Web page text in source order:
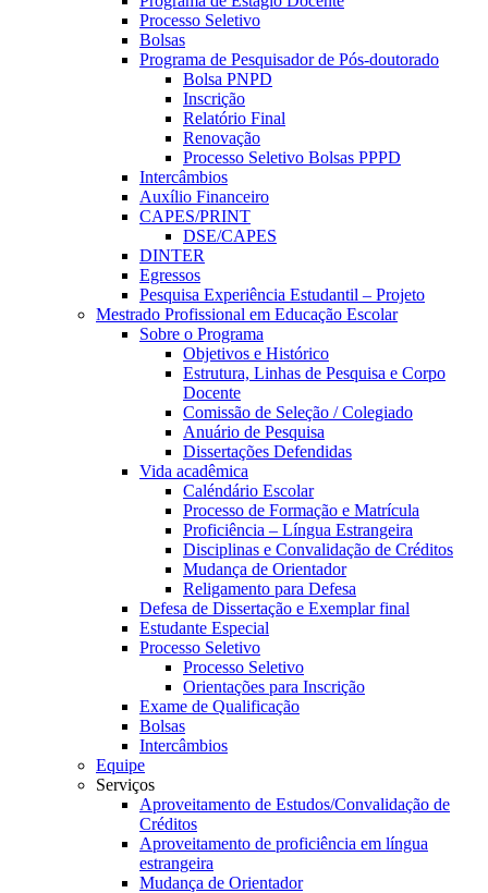
Processo Seletivo
Bolsas
Programa de Pesquisador de Pós-doutorado
Bolsa PNPD
Inscrição
Relatório Final
Renovação
Processo Seletivo Bolsas PPPD
Intercâmbios
Auxílio Financeiro
CAPES/PRINT
DSE/CAPES
DINTER
Egressos
Pesquisa Experiência Estudantil – Projeto
Mestrado Profissional em Educação Escolar
Sobre o Programa
Objetivos e Histórico
Estrutura, Linhas de Pesquisa e Corpo
Docente
Comissão de Seleção / Colegiado
Anuário de Pesquisa
Dissertações Defendidas
Vida acadêmica
Caléndário Escolar
Processo de Formação e Matrícula
Proficiência – Língua Estrangeira
Disciplinas e Convalidação de Créditos
Mudança de Orientador
Religamento para Defesa
Defesa de Dissertação e Exemplar final
Estudante Especial
Processo Seletivo
Processo Seletivo
Orientações para Inscrição
Exame de Qualificação
Bolsas
Intercâmbios
Equipe
Serviços
Aproveitamento de Estudos/Convalidação de
Créditos
Aproveitamento de proficiência em língua
estrangeira
Mudança de Orientador